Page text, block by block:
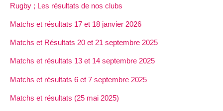
Rugby ; Les résultats de nos clubs
Matchs et résultats 17 et 18 janvier 2026
Matchs et Résultats 20 et 21 septembre 2025
Matchs et résultats 13 et 14 septembre 2025
Matchs et résultats 6 et 7 septembre 2025
Matchs et résultats (25 mai 2025)